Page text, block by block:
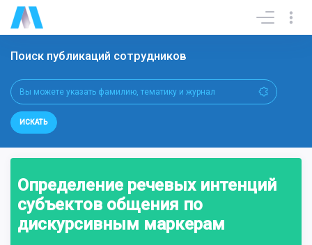
Поиск публикаций сотрудников
ИСКАТЬ
Определение речевых интенций
субъектов общения по
дискурсивным маркерам